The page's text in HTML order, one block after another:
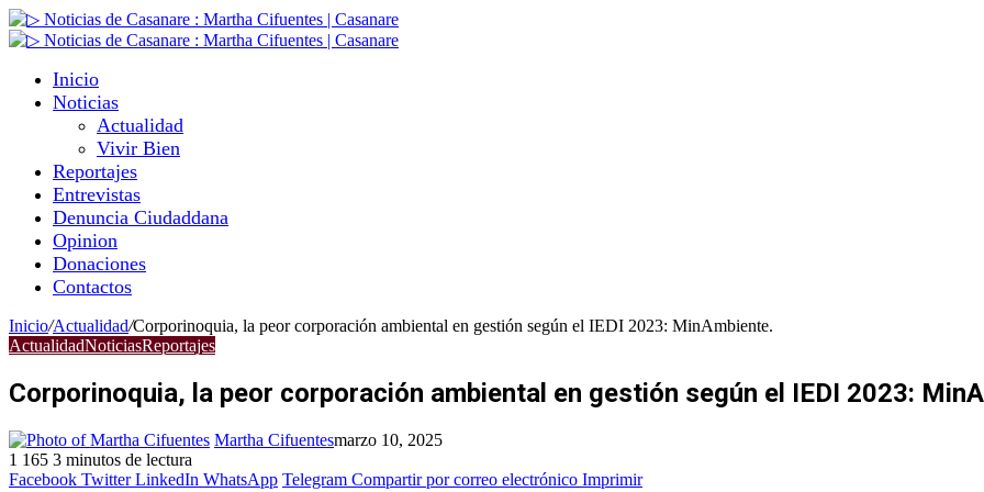
Inicio
Noticias
Actualidad
Vivir Bien
Reportajes
Entrevistas
Denuncia Ciudaddana
Opinion
Donaciones
Contactos
Inicio/Actualidad/Corporinoquia, la peor corporación ambiental en gestión según el IEDI 2023: MinAmbiente.
ActualidadNoticiasReportajes
Corporinoquia, la peor corporación ambiental en gestión según el IEDI 2023:
Martha Cifuentesmarzo 10, 2025
1 165 3 minutos de lectura
Facebook Twitter LinkedIn WhatsApp Telegram Compartir por correo electrónico Imprimir